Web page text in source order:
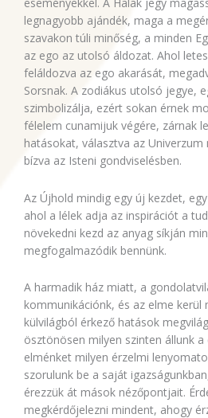
legnagyobb ajándék, maga a
szavakon túli minőség, a minden
az ego az utolsó áldozat. Ahol
feláldozva az ego akarását,
Sorsnak. A zodiákus utolsó jegye,
szimbolizálja, ezért sokan érnek
félelem cunamijuk végére, zárnak
hatásokat, választva az
bízva az Isteni gondviselésben.
Az Újhold mindig egy új kezdet,
ahol a lélek adja az inspirációt a
növekedni kezd az anyag síkján
megfogalmazódik bennünk.
A harmadik ház miatt, a
kommunikációnk, és az elme kerül
külvilágból érkező hatások
ösztönösen milyen szinten állunk
elménket milyen érzelmi
szorulunk be a saját
érezzük át mások nézőpontjait.
megkérdőjelezni mindent, ahogy